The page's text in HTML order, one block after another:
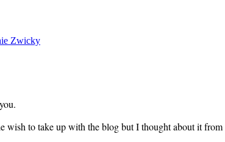
Zwicky
wish to take up with the blog but I thought about it